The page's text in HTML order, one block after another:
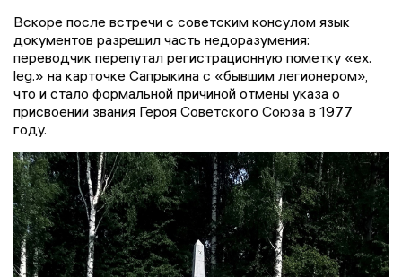
Вскоре после встречи с советским консулом язык
документов разрешил часть недоразумения:
переводчик перепутал регистрационную пометку «ex.
leg.» на карточке Сапрыкина с «бывшим легионером»,
что и стало формальной причиной отмены указа о
присвоении звания Героя Советского Союза в 1977
году.